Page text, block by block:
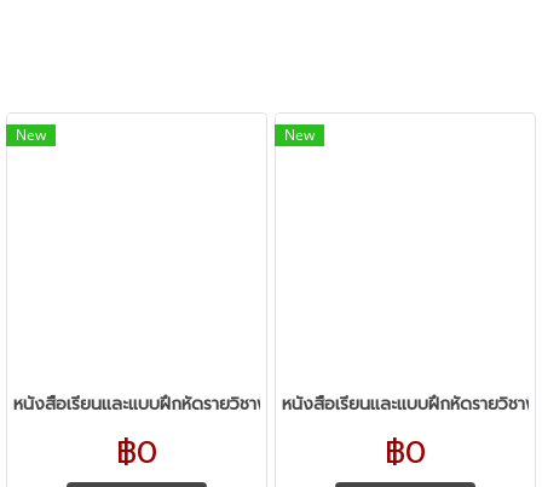
New
หนังสือเรียนและแบบฝึกหัดรายวิชาพื้นฐาน ระดับชั้นมัธยมศึกษา ทุกสำนัก
฿0
New
หนังสือเรียนและแบบฝึกหัดรายวิช
฿0